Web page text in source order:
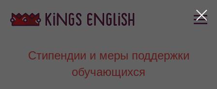
Стипендии и меры поддержки
обучающихся